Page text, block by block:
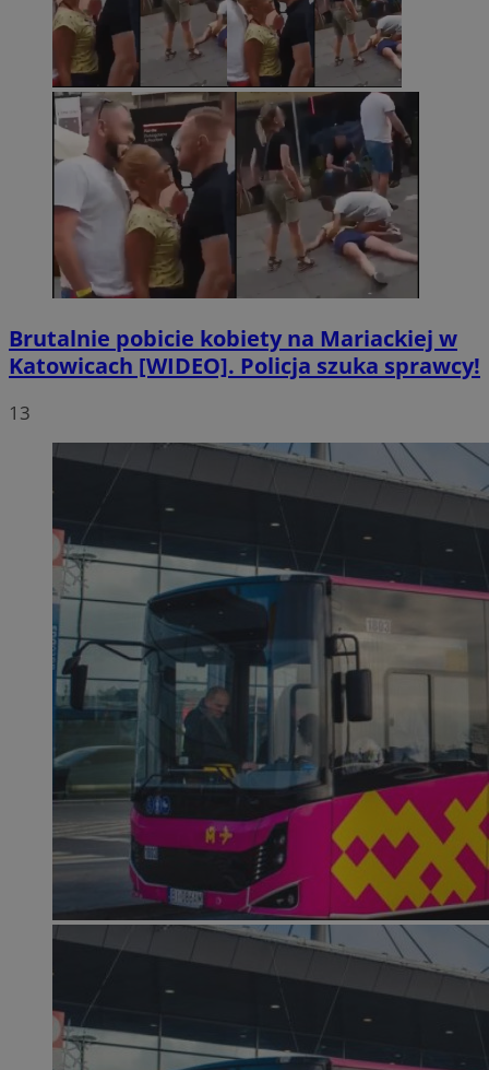
Brutalnie pobicie kobiety na Mariackiej w
Katowicach [WIDEO]. Policja szuka sprawcy!
13